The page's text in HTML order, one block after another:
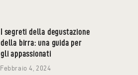
I segreti della degustazione
della birra: una guida per
gli appassionati
Febbraio 4, 2024